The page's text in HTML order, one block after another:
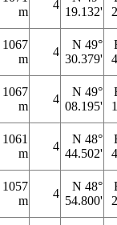
m
4
19.132'
1067
m
4
N 49°
30.379'
1067
m
4
N 49°
08.195'
1061
m
4
N 48°
44.502'
1057
m
4
N 48°
54.800'